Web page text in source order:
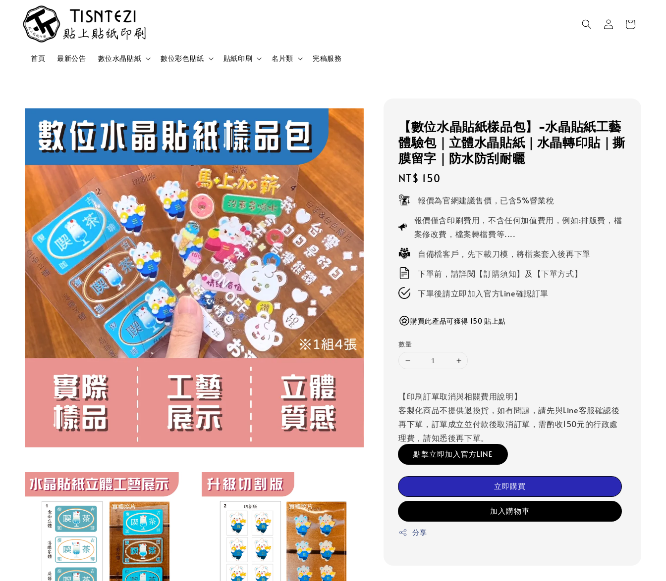
首頁 最新公告 數位水晶貼紙 數位彩色貼紙 貼紙印刷 名片類 完稿服務
【數位水晶貼紙樣品包】-水晶貼紙工藝
體驗包｜立體水晶貼紙｜水晶轉印貼｜撕
膜留字｜防水防刮耐曬
Regular
price
NT$ 150
報價為官網建議售價，已含5%營業稅
報價僅含印刷費用，不含任何加值費用，例如:排版費，檔
案修改費，檔案轉檔費等....
自備檔客戶，先下載刀模，將檔案套入後再下單
下單前，請詳閱【訂購須知】及【下單方式】
下單後請立即加入官方Line確認訂單
購買此產品可獲得 150 貼上點
數量
【印刷訂單取消與相關費用說明】
客製化商品不提供退換貨，如有問題，請先與Line客服確認後
再下單，訂單成立並付款後取消訂單，需酌收150元的行政處
理費，請知悉後再下單。
點擊立即加入官方LINE
立即購買
加入購物車
分享